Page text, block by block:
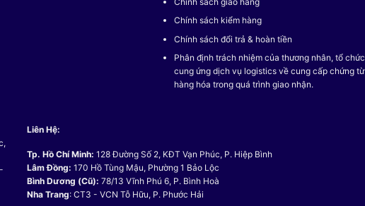
Chính sách kiểm hàng
Chính sách đổi trả & hoàn tiền
Phân định trách nhiệm của thương nhân, tổ chức
cung ứng dịch vụ logistics về cung cấp chứng từ
hàng hóa trong quá trình giao nhận.
Liên Hệ:
Tp. Hồ Chí Minh: 128 Đường Số 2, KĐT Vạn Phúc, P. Hiệp Bình
Lâm Đồng: 170 Hồ Tùng Mậu, Phường 1 Bảo Lộc
Bình Dương (Cũ): 78/13 Vĩnh Phú 6, P. Bình Hoà
Nha Trang: CT3 - VCN Tỗ Hữu, P. Phước Hải